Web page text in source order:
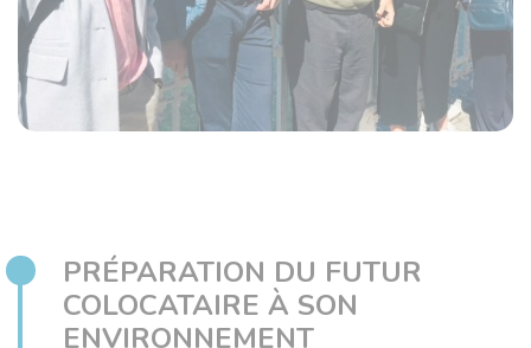
PRÉPARATION DU FUTUR
COLOCATAIRE À SON
ENVIRONNEMENT